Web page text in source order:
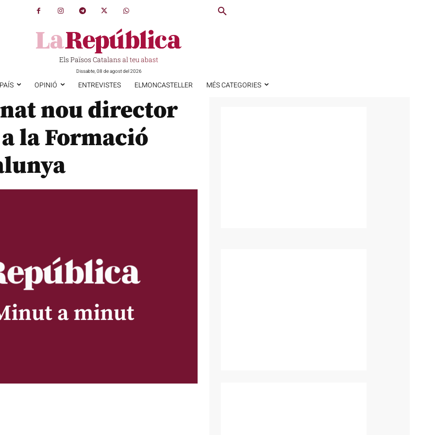
Els Països Catalans al teu abast
Dissabte, 08 de agost del 2026
OPINIÓ ENTREVISTES ELMONCASTELLER MÉS CATEGORIES
nou director
la Formació